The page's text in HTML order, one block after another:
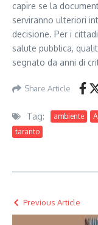
capire se la
serviranno ulteriori
decisione. Per i
salute pubblica,
segnato da anni di
Share Article
Tag: ambiente
taranto
Previous Article